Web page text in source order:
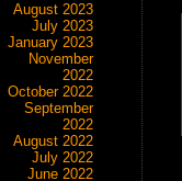
August 2023
July 2023
January 2023
November
2022
October 2022
September
2022
August 2022
July 2022
June 2022